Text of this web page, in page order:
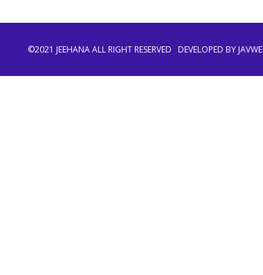
©2021 JEEHANA ALL RIGHT RESERVED DEVELOPED BY